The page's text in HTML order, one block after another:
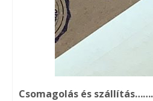
Vásárok, ahol velem is
Alapanyagok, kellékek
Ellynor története
Csomagolás és szállítás…….